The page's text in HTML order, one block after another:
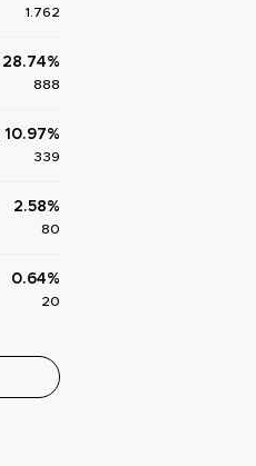
1.762
28.74%
888
10.97%
339
2.58%
80
0.64%
20